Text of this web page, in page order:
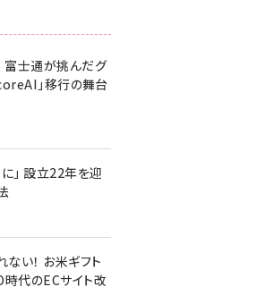
富士通が挑んだグ
」移行の舞台
」 設立22年を迎
い！ お米ギフト
代のECサイト改